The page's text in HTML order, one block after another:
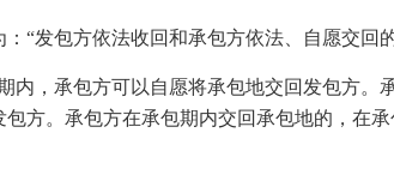
“发包方依法收回和承包方依法、自愿交回
，承包方可以自愿将承包地交回发包方。
方。承包方在承包期内交回承包地的，在